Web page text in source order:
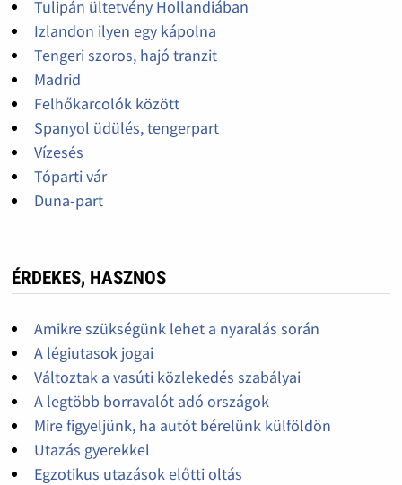
Tulipán ültetvény Hollandiában
Izlandon ilyen egy kápolna
Tengeri szoros, hajó tranzit
Madrid
Felhőkarcolók között
Spanyol üdülés, tengerpart
Vízesés
Tóparti vár
Duna-part
ÉRDEKES, HASZNOS
Amikre szükségünk lehet a nyaralás során
A légiutasok jogai
Változtak a vasúti közlekedés szabályai
A legtöbb borravalót adó országok
Mire figyeljünk, ha autót bérelünk külföldön
Utazás gyerekkel
Egzotikus utazások előtti oltás